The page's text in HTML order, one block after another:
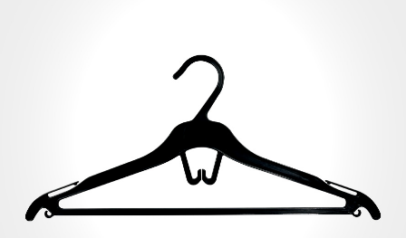
CHU-PAについて
NEWS
お問い合わせ